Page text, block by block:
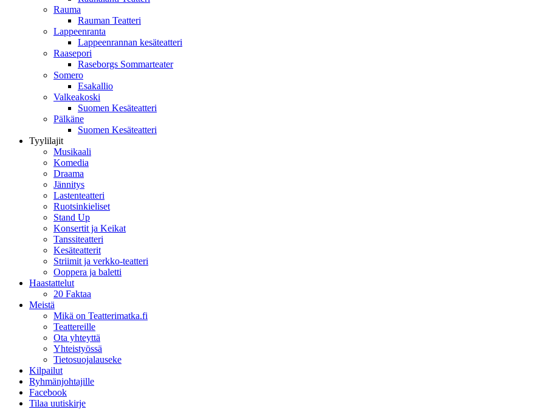
Rauma
Rauman Teatteri
Lappeenranta
Lappeenrannan kesäteatteri
Raasepori
Raseborgs Sommarteater
Somero
Esakallio
Valkeakoski
Suomen Kesäteatteri
Pälkäne
Suomen Kesäteatteri
Tyylilajit
Musikaali
Komedia
Draama
Jännitys
Lastenteatteri
Ruotsinkieliset
Stand Up
Konsertit ja Keikat
Tanssiteatteri
Kesäteatterit
Striimit ja verkko-teatteri
Ooppera ja baletti
Haastattelut
20 Faktaa
Meistä
Mikä on Teatterimatka.fi
Teattereille
Ota yhteyttä
Yhteistyössä
Tietosuojalauseke
Kilpailut
Ryhmänjohtajille
Facebook
Tilaa uutiskirje